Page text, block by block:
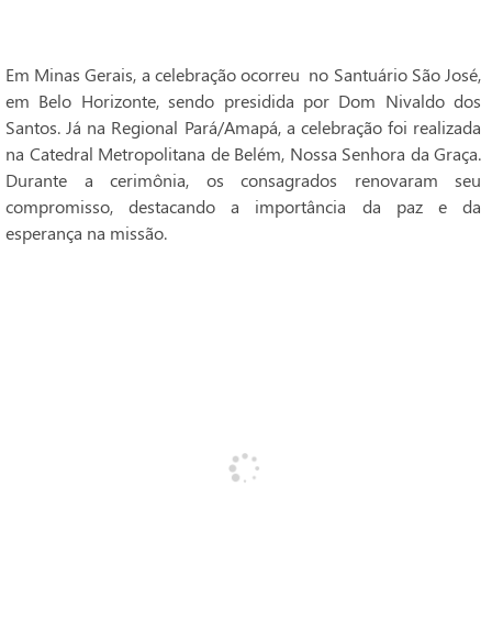
Em Minas Gerais, a celebração ocorreu no Santuário São José,
em Belo Horizonte, sendo presidida por Dom Nivaldo dos
Santos. Já na Regional Pará/Amapá, a celebração foi realizada
na Catedral Metropolitana de Belém, Nossa Senhora da Graça.
Durante a cerimônia, os consagrados renovaram seu
compromisso, destacando a importância da paz e da
esperança na missão.